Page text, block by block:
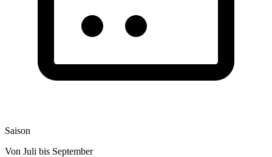
Saison
Von Juli bis September